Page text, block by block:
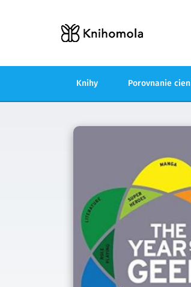
Knihy Porovnanie cien